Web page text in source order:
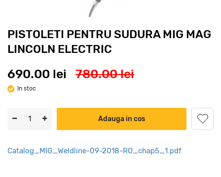
PISTOLETI PENTRU SUDURA MIG MAG
LINCOLN ELECTRIC
690.00 lei 780.00 lei
In stoc
Adauga in cos
Catalog_MIG_Weldline-09-2018-RO_chap5_1.pdf